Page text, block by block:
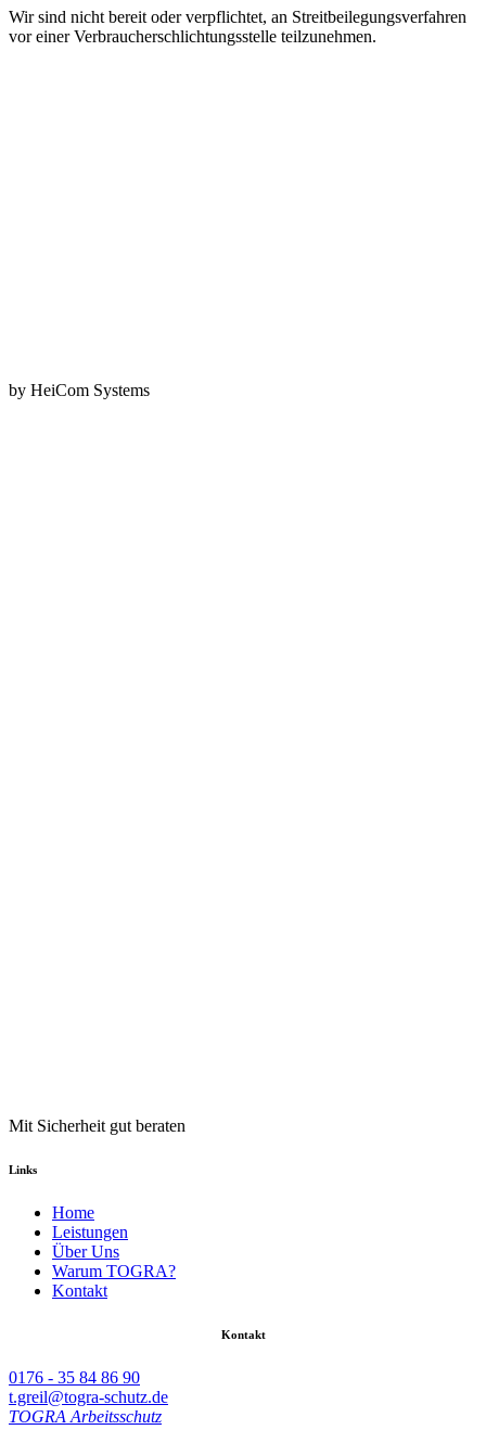
Wir sind nicht bereit oder verpflichtet, an Streitbeilegungsverfahren
vor einer Verbraucherschlichtungsstelle teilzunehmen.
by HeiCom Systems
Mit Sicherheit gut beraten
Links
Home
Leistungen
Über Uns
Warum TOGRA?
Kontakt
Kontakt
0176 - 35 84 86 90
t.greil@togra-schutz.de
TOGRA Arbeitsschutz